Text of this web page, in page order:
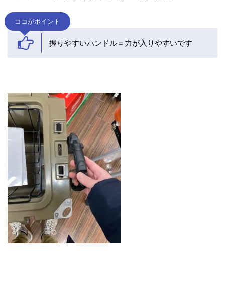
ココがポイント
握りやすいハンドル＝力が入りやすいです